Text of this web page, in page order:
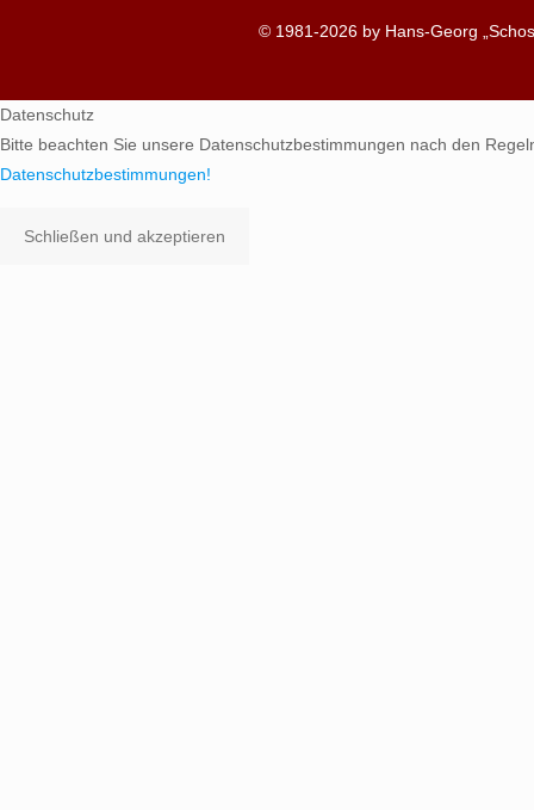
© 1981-2026 by Hans-Georg
Datenschutz
Bitte beachten Sie unsere Datenschutzbestimmungen nach den
Datenschutzbestimmungen!
Schließen und akzeptieren